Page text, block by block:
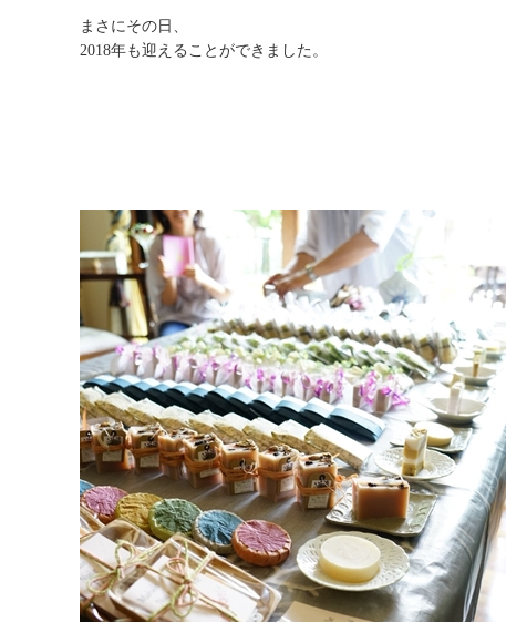
まさにその日、
2018年も迎えることができました。